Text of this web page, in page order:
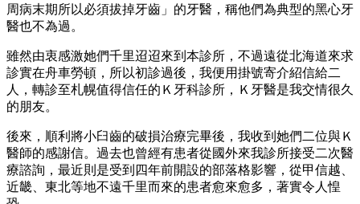
周病末期所以必須拔掉牙齒」的牙醫，稱他們為典型的黑心牙
醫也不為過。
雖然由衷感激她們千里迢迢來到本診所，不過遠從北海道來求
診實在舟車勞頓，所以初診過後，我便用掛號寄介紹信給二
人，轉診至札幌值得信任的Ｋ牙科診所，Ｋ牙醫是我交情很久
的朋友。
後來，順利將小臼齒的破損治療完畢後，我收到她們二位與Ｋ
醫師的感謝信。過去也曾經有患者從國外來我診所接受二次醫
療諮詢，最近則是受到四年前開設的部落格影響，從甲信越、
近畿、東北等地不遠千里而來的患者愈來愈多，著實令人惶